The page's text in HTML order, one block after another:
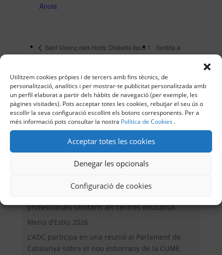
Utilitzem cookies pròpies i de tercers amb fins tècnics, de
personalització, analítics i per mostrar-te publicitat personalitzada amb
un perfil elaborat a partir dels hàbits de navegació (per exemple, les
pàgines visitades). Pots acceptar totes les cookies, rebutjar el seu ús o
escollir la seva configuració escollint els botons corresponents. Per a
més informació pots consultar la nostra Política de Cookies .
Acceptar totes les cookies
Denegar les opcionals
Configuració de cookies
Anoia
Sant Vicenç dels Horts: Diabetis tipus 1
Sortida a
Buscar
professionals sanitaris als centres educatius
Menú d’Estiu 2026
L’ADC participa en una reunió al Parlament de
Catalunya sobre el nou esborrany de la CUME.